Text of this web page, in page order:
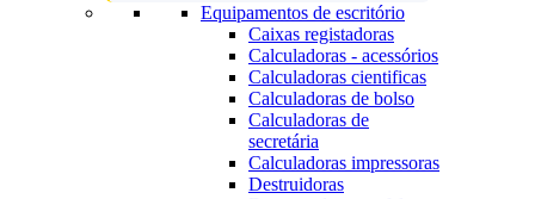
Equipamentos de escritório
Caixas registadoras
Calculadoras - acessórios
Calculadoras cientificas
Calculadoras de bolso
Calculadoras de
secretária
Calculadoras impressoras
Destruidoras